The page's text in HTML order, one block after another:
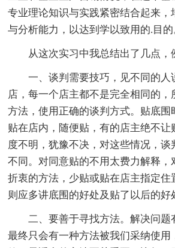
专业理论知识与实践紧密结合起来，
与分析能力，以达到学以致用的.目的
从这次实习中我总结出了几点，
一、谈判需要技巧，见不同的人
店，每一个店主都不是完全相同的，
方法，使用正确的谈判方式。贴底围
贴在店内，随便贴，有的店主绝不让
度不明，犹豫不决，对这些情况，谈
不同。对同意贴的不用太费力解释，
折衷的方法，少贴或贴在店主指定住
则应多讲底围的好处及贴了以后的好
二、要善于寻找方法。解决问题
最终只会有一种方法被我们采纳使用